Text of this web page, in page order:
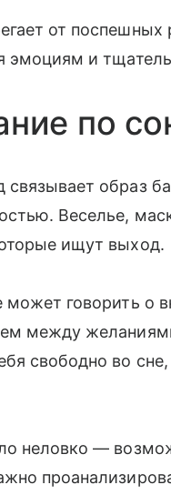
от
эмоциям и
по
связывает образ
Веселье,
ищут выход.
может говорить о
между
свободно во
неловко —